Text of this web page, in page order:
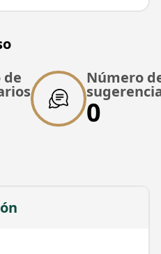
del Contrato de
del Sistema de
Invasión del Carril
de Metrobús
6628
de
Número
0